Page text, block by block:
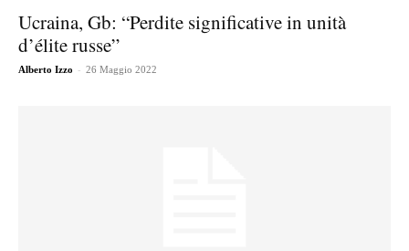
Ucraina, Gb: “Perdite significative in unità
d’élite russe”
Alberto Izzo - 26 Maggio 2022